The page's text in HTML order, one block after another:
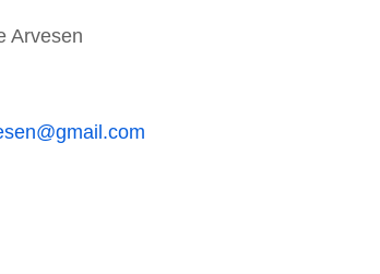
Arvesen